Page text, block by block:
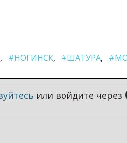
#НОГИНСК #ШАТУРА
или войдите через